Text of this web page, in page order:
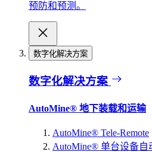
预防和预测。
数字化解决方案
数字化解决方案
AutoMine® 地下装载和运输
AutoMine® Tele-Remote
AutoMine® 单台设备自